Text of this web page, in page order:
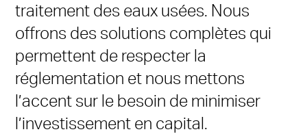
traitement des eaux usées. Nous
offrons des solutions complètes qui
permettent de respecter la
réglementation et nous mettons
l’accent sur le besoin de minimiser
l’investissement en capital.